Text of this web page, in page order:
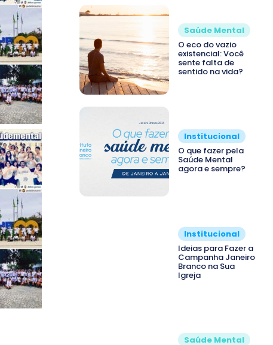
Saúde Mental
O eco do vazio
existencial: Você
sente falta de
sentido na vida?
Institucional
O que fazer pela
Saúde Mental
agora e sempre?
Institucional
Ideias para Fazer a
Campanha Janeiro
Branco na Sua
Igreja
Saúde Mental